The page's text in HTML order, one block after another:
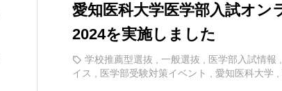
愛知医科大学医学部入試オン
2024を実施しました
学校推薦型選抜 , 一般選抜 , 医学部入試情報 ,
イス , 医学部受験対策イベント , 愛知医科大学 ,